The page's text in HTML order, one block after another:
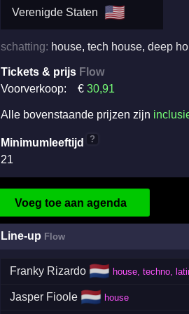
Verenigde Staten
🇺🇸
schatting: house, tech house, deep
Tickets & prijs Flow
Voorverkoop:
€ 30,91
Alle bovenstaande prijzen zijn
Minimumleeftijd ?
21
Voeg toe aan agenda
Line-up Flow
Franky Rizardo 🇳🇱 house, techno,
Jasper Fioole 🇳🇱 house